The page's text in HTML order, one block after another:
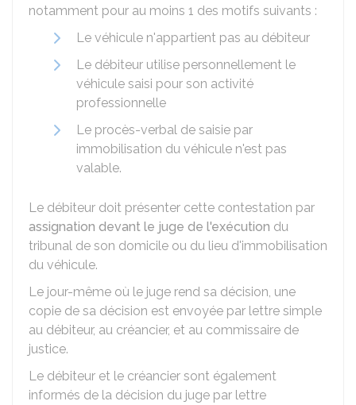
notamment pour au moins 1 des motifs suivants :
Le véhicule n'appartient pas au débiteur
Le débiteur utilise personnellement le
véhicule saisi pour son activité
professionnelle
Le procès-verbal de saisie par
immobilisation du véhicule n'est pas
valable.
Le débiteur doit présenter cette contestation par
assignation devant le juge de l'exécution du
tribunal de son domicile ou du lieu d'immobilisation
du véhicule.
Le jour-même où le juge rend sa décision, une
copie de sa décision est envoyée par lettre simple
au débiteur, au créancier, et au commissaire de
justice.
Le débiteur et le créancier sont également
informés de la décision du juge par lettre